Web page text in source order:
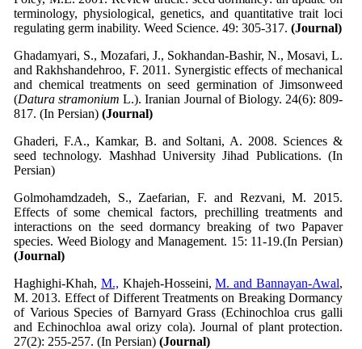
terminology, physiological, genetics, and quantitative trait loci
regulating germ inability. Weed Science. 49: 305-317. (Journal)
Ghadamyari, S., Mozafari, J., Sokhandan-Bashir, N., Mosavi, L.
and Rakhshandehroo, F. 2011. Synergistic effects of mechanical
and chemical treatments on seed germination of Jimsonweed
(Datura stramonium L.). Iranian Journal of Biology. 24(6): 809-
817. (In Persian) (Journal)
Ghaderi, F.A., Kamkar, B. and Soltani, A. 2008. Sciences &
seed technology. Mashhad University Jihad Publications. (In
Persian)
Golmohamdzadeh, S., Zaefarian, F. and Rezvani, M. 2015.
Effects of some chemical factors, prechilling treatments and
interactions on the seed dormancy breaking of two Papaver
species. Weed Biology and Management. 15: 11-19.(In Persian)
(Journal)
Haghighi-Khah, M., Khajeh-Hosseini,M. and Bannayan-Awal,
M. 2013. Effect of Different Treatments on Breaking Dormancy
of Various Species of Barnyard Grass (Echinochloa crus galli
and Echinochloa awal orizy cola). Journal of plant protection.
27(2): 255-257. (In Persian) (Journal)